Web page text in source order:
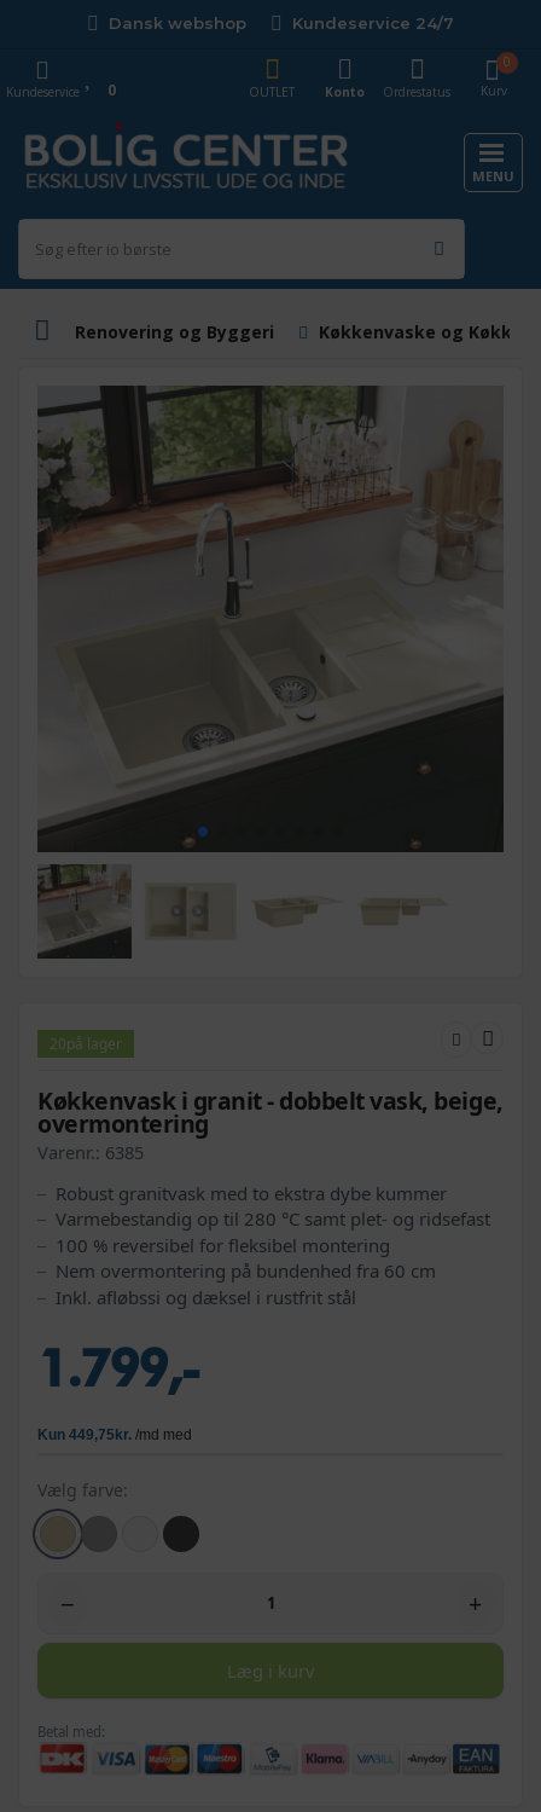
Dansk webshop Kundeservice 24/7
Kurv
0
OUTLET
Konto Ordrestatus
Kundeservice 0
MENU
Renovering og Byggeri Køkkenvaske og
20på lager
Køkkenvask i granit - dobbelt vask, beige,
overmontering
Varenr.: 6385
Robust granitvask med to ekstra dybe kummer
Varmebestandig op til 280 °C samt plet- og ridsefast
100 % reversibel for fleksibel montering
Nem overmontering på bundenhed fra 60 cm
Inkl. afløbssi og dæksel i rustfrit stål
1.799,-
Vælg farve:
− +
Læg i kurv
Betal med: